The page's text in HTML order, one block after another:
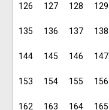
126 127 128 129
135 136 137 138
144 145 146 147
153 154 155 156
162 163 164 165